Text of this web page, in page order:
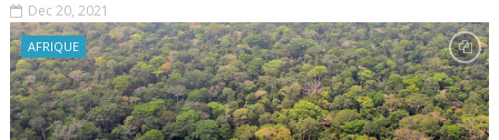
Dec 20, 2021
AFRIQUE